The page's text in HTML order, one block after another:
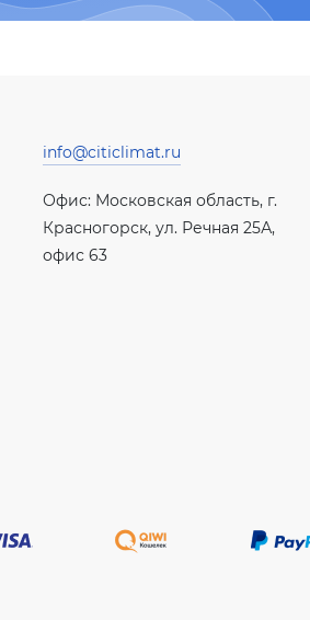
info@citiclimat.ru
Офис: Московская область, г.
Красногорск, ул. Речная 25А,
офис 63